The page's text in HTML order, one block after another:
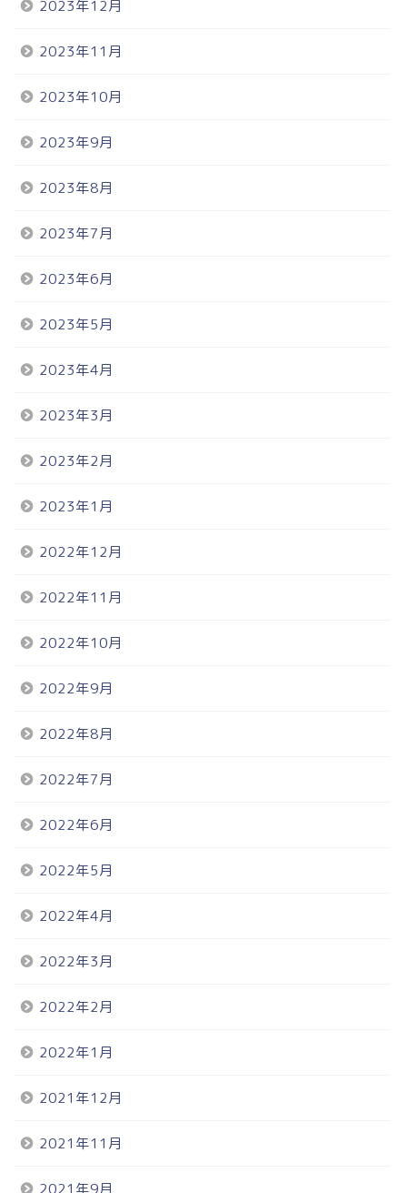
2023年12月
2023年11月
2023年10月
2023年9月
2023年8月
2023年7月
2023年6月
2023年5月
2023年4月
2023年3月
2023年2月
2023年1月
2022年12月
2022年11月
2022年10月
2022年9月
2022年8月
2022年7月
2022年6月
2022年5月
2022年4月
2022年3月
2022年2月
2022年1月
2021年12月
2021年11月